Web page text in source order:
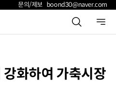
문의/제보 boond30@naver.com
화하여 가축시장